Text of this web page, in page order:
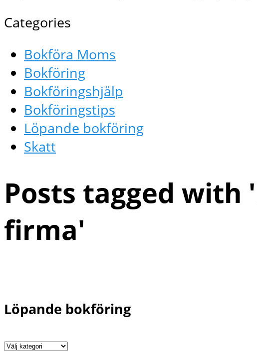
Categories
Bokföra Moms
Bokföring
Bokföringshjälp
Bokföringstips
Löpande bokföring
Skatt
Posts tagged with '
firma'
Löpande bokföring
Löpande